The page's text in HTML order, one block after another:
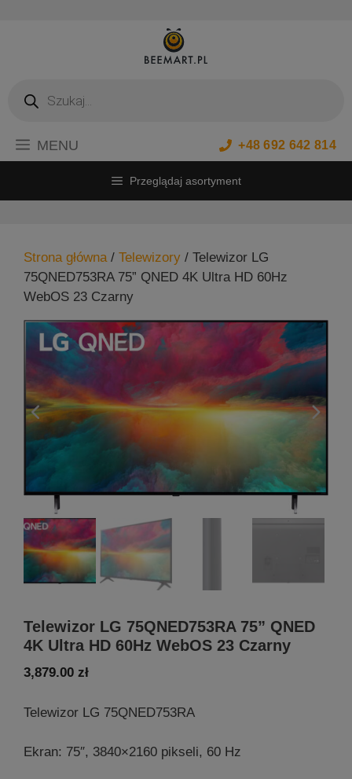
produktów
+48 692 642 814
MENU
Przeglądaj asortyment
Strona główna/ Telewizory / Telewizor LG
75QNED753RA 75” QNED 4K Ultra HD 60Hz
WebOS 23 Czarny
Telewizor LG 75QNED753RA 75” QNED
4K Ultra HD 60Hz WebOS 23 Czarny
3,879.00 zł
Telewizor LG 75QNED753RA
Ekran: 75″, 3840×2160 pikseli, 60 Hz